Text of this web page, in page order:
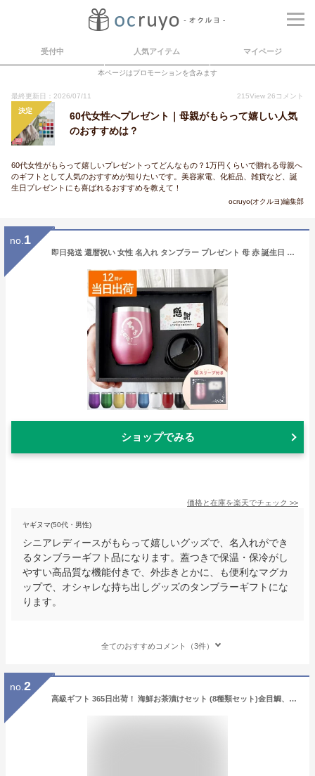
受付中 人気アイテム マイページ
本ページはプロモーションを含みます
最終更新日：2026/07/11 215View 26 コメント
決定
60代女性へプレゼント｜母親がもらって嬉しい人気
のおすすめは？
60代女性がもらって嬉しいプレゼントってどんなもの？1万円くらいで贈れる母親へ
のギフトとして人気のおすすめが知りたいです。美容家電、化粧品、雑貨など、誕
生日プレゼントにも喜ばれるおすすめを教えて！
ocruyo(オクルヨ)編集部
no. 1
即日発送 還暦祝い 女性 名入れ タンブラー プレゼント 母 赤 誕生日 【 八福タンブラーセット 350ml 】 保温 保冷 蓋付き おしゃれ 母親 誕生日プレゼント 60代 70代 50代 還暦 古希 紫 喜寿 米寿 傘寿 退職 祝い お祝い 60歳 70歳 義母 祖母 退職祝い 孫から バレンタイン
ショップでみる
価格と在庫を楽天でチェック >>
ヤギヌマ(50代・男性)
シニアレディースがもらって嬉しいグッズで、名入れができ
るタンブラーギフト品になります。蓋つきで保温・保冷がし
やすい高品質な機能付きで、外歩きとかに、も便利なマグカ
ップで、オシャレな持ち出しグッズのタンブラーギフトにな
ります。
全てのおすすめコメント（3件）
no. 2
高級ギフト 365日出荷！ 海鮮お茶漬けセット (8種類セット)金目鯛、まぐろ、鰻、鮭、いわし、磯海苔、焼海老、鮎 送料無料 誕生日プレゼント 出産内祝い 父の日 御中元 2026 ありがとう 花 男性 女性 お返し 香典返し クーポン 早割 贈り物 通販 法事 食品 グルメ 魚